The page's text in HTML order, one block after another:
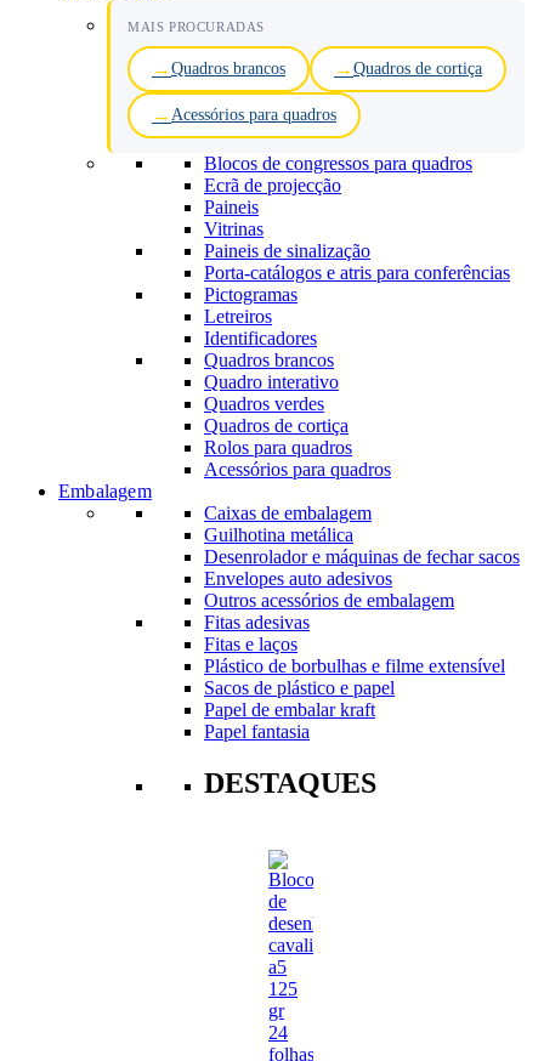
MAIS PROCURADAS
Quadros brancos Quadros de cortiça
Acessórios para quadros
Blocos de congressos para quadros
Ecrã de projecção
Paineis
Vitrinas
Paineis de sinalização
Porta-catálogos e atris para conferências
Pictogramas
Letreiros
Identificadores
Quadros brancos
Quadro interativo
Quadros verdes
Quadros de cortiça
Rolos para quadros
Acessórios para quadros
Embalagem
Caixas de embalagem
Guilhotina metálica
Desenrolador e máquinas de fechar sacos
Envelopes auto adesivos
Outros acessórios de embalagem
Fitas adesivas
Fitas e laços
Plástico de borbulhas e filme extensível
Sacos de plástico e papel
Papel de embalar kraft
Papel fantasia
DESTAQUES